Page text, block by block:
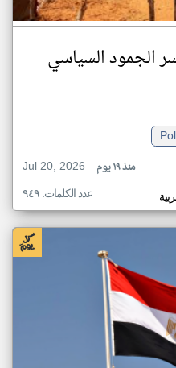
الجمود السياسي
Jul 20, 2026
منذ ١٩ يوم
عدد الكلمات: ٩٤٩